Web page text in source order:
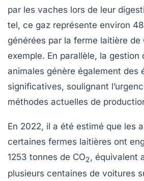
par les vaches lors de leur
tel, ce gaz représente environ
générées par la ferme laitière de
exemple. En parallèle, la gestion
animales génère également des
significatives, soulignant
méthodes actuelles de
En 2022, il a été estimé que les
certaines fermes laitières ont
1253 tonnes de CO2, équivalent
plusieurs centaines de voitures